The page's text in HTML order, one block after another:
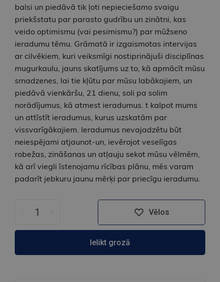
balsi un piedāvā tik ļoti nepieciešamo svaigu
priekšstatu par parasto gudrību un zinātni, kas
veido optimismu (vai pesimismu?) par mūžseno
ieradumu tēmu. Grāmatā ir izgaismotas intervijas
ar cilvēkiem, kuri veiksmīgi nostiprinājuši disciplīnas
mugurkaulu, jauns skatījums uz to, kā apmācīt mūsu
smadzenes, lai tie kļūtu par mūsu labākajiem, un
piedāvā vienkāršu, 21 dienu, soli pa solim
norādījumus, kā atmest ieradumus. t kalpot mums
un attīstīt ieradumus, kurus uzskatām par
vissvarīgākajiem. Ieradumus nevajadzētu būt
neiespējami atjaunot-un, ievērojot veselīgas
robežas, zināšanas un atļauju sekot mūsu vēlmēm,
kā arī viegli īstenojamu rīcības plānu, mēs varam
padarīt jebkuru jaunu mērķi par priecīgu ieradumu.
Vēlos
Ielikt grozā